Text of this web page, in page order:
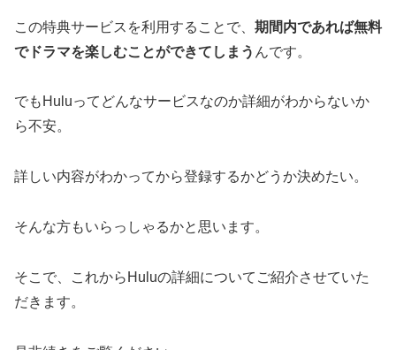
この特典サービスを利用することで、 期間内であれば無料
でドラマを楽しむことができてしまう んです。
でもHuluってどんなサービスなのか詳細がわからないか
ら不安。
詳しい内容がわかってから登録するかどうか決めたい。
そんな方もいらっしゃるかと思います。
そこで、これからHuluの詳細についてご紹介させていた
だきます。